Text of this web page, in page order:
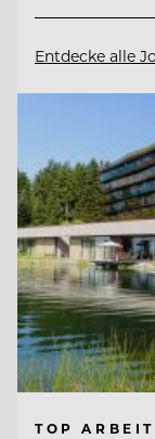
Entdecke alle
TOP